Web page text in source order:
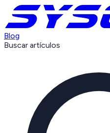
Blog
Buscar artículos